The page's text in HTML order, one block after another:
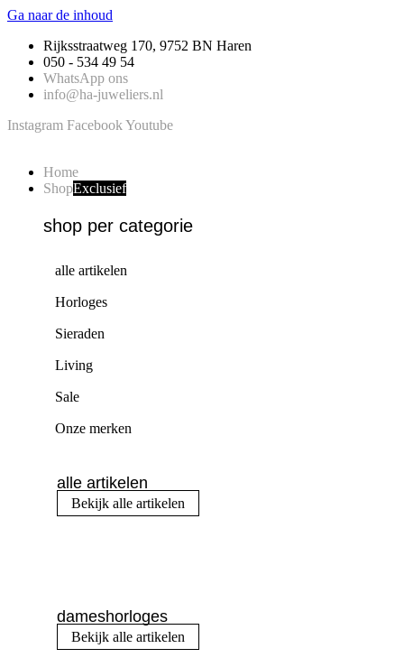
Ga naar de inhoud
Rijksstraatweg 170, 9752 BN Haren
050 - 534 49 54
WhatsApp ons
info@ha-juweliers.nl
Instagram Facebook Youtube
Home
ShopExclusief
shop per categorie
alle artikelen
Horloges
Sieraden
Living
Sale
Onze merken
alle artikelen
Bekijk alle artikelen
dameshorloges
Bekijk alle artikelen